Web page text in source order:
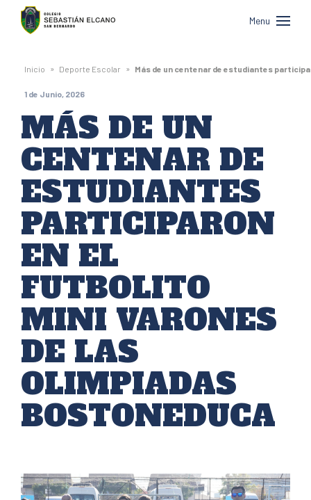
Colegio
Sebastián
Elcano
de
San
Bernardo
Menu
Inicio » Deporte Escolar » Más de un centenar de estudiantes
1 de Junio, 2026
MÁS DE UN
CENTENAR DE
ESTUDIANTES
PARTICIPARON
EN EL
FUTBOLITO
MINI VARONES
DE LAS
OLIMPIADAS
BOSTONEDUCA